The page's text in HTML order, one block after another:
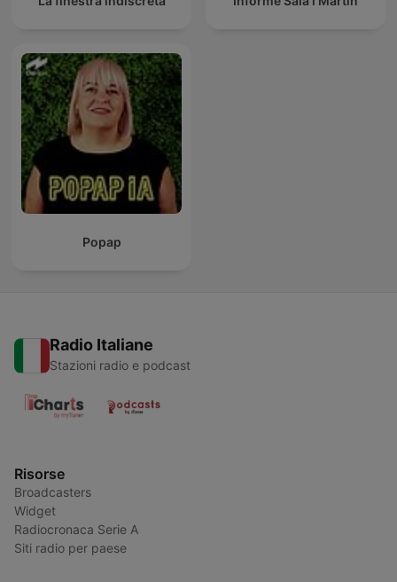
Popap
Radio Italiane
Stazioni radio e podcast
Risorse
Broadcasters
Widget
Radiocronaca Serie A
Siti radio per paese